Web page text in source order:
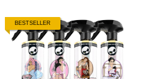
BESTSELLER